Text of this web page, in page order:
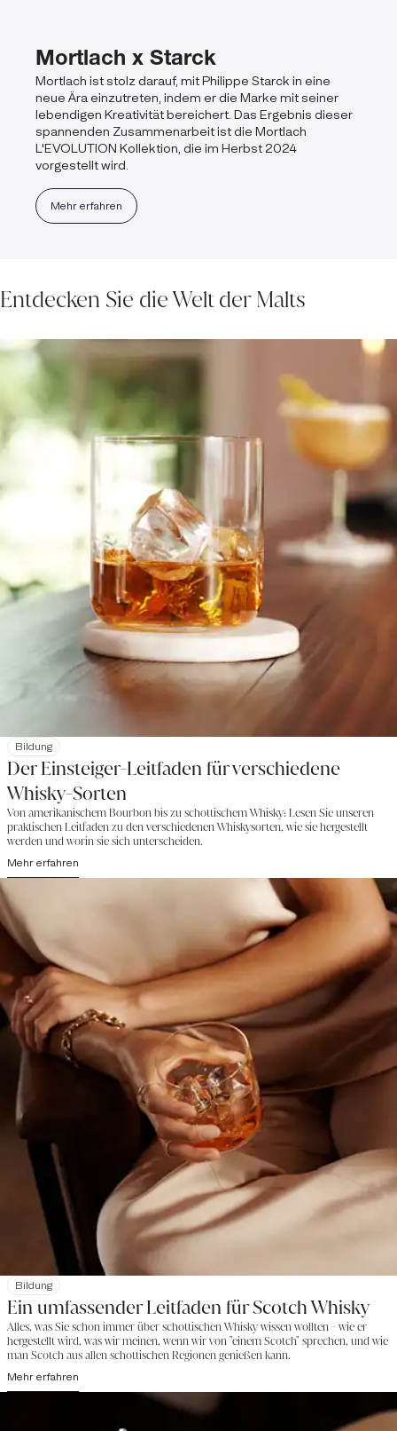
Mortlach x Starck
Mortlach ist stolz darauf, mit Philippe Starck in eine
neue Ära einzutreten, indem er die Marke mit seiner
lebendigen Kreativität bereichert. Das Ergebnis dieser
spannenden Zusammenarbeit ist die Mortlach
L'EVOLUTION Kollektion, die im Herbst 2024
vorgestellt wird.
Mehr erfahren
Entdecken Sie die Welt der Malts
Bildung
Der Einsteiger-Leitfaden für verschiedene
Whisky-Sorten
Von amerikanischem Bourbon bis zu schottischem Whisky: Lesen Sie unseren
praktischen Leitfaden zu den verschiedenen Whiskysorten, wie sie hergestellt
werden und worin sie sich unterscheiden.
Mehr erfahren
Bildung
Ein umfassender Leitfaden für Scotch Whisky
Alles, was Sie schon immer über schottischen Whisky wissen wollten - wie er
hergestellt wird, was wir meinen, wenn wir von "einem Scotch" sprechen, und wie
man Scotch aus allen schottischen Regionen genießen kann.
Mehr erfahren